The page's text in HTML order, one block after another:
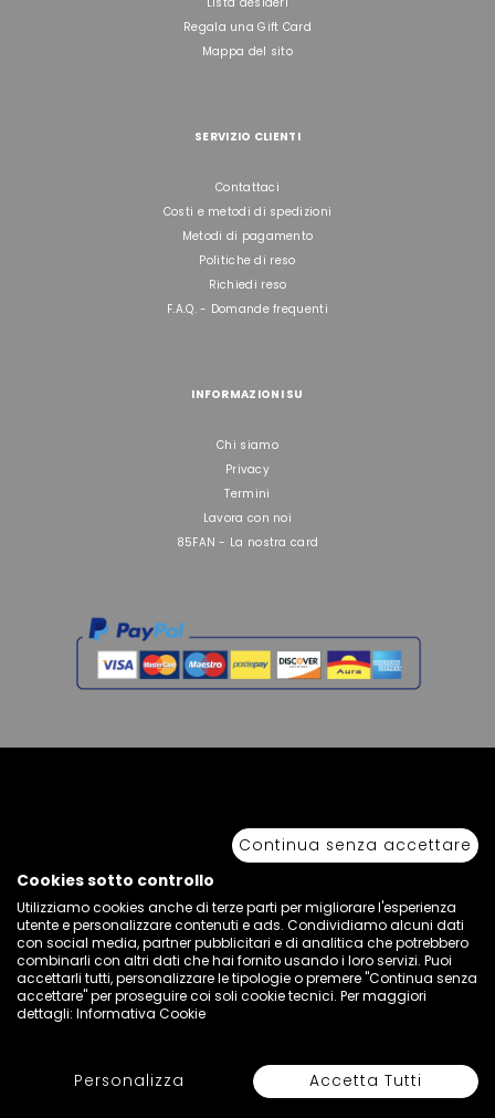
Seleziona Colore e Taglia
Regala una Gift Card
Mappa del sito
SERVIZIO CLIENTI
Contattaci
Costi e metodi di spedizioni
Metodi di pagamento
Politiche di reso
Richiedi reso
F.A.Q. - Domande frequenti
INFORMAZIONI SU
Chi siamo
Privacy
Termini
Lavora con noi
85FAN - La nostra card
anche parziale.
Via Piave Km 68,600 • 04100 Latina, Italia | P.IVA 01222400598 • N° REA LT -
77855
Continua senza accettare
Cookies sotto controllo
Utilizziamo cookies anche di terze parti per migliorare l'esperienza
utente e personalizzare contenuti e ads. Condividiamo alcuni dati
con social media, partner pubblicitari e di analitica che potrebbero
combinarli con altri dati che hai fornito usando i loro servizi. Puoi
accettarli tutti, personalizzare le tipologie o premere "Continua senza
accettare" per proseguire coi soli cookie tecnici. Per maggiori
dettagli: Informativa Cookie
Personalizza Accetta Tutti